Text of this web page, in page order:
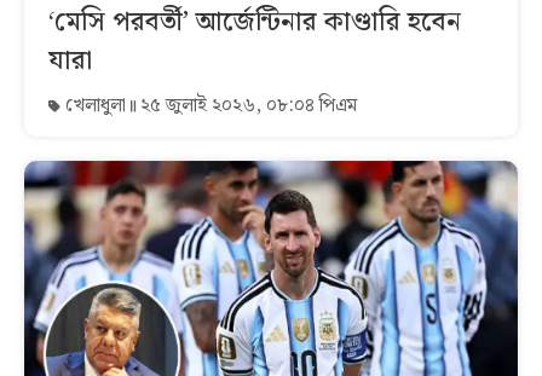
‘মেসি পরবর্তী’ আর্জেন্টিনার কাণ্ডারি হবেন
যারা
খেলাধুলা ২৫ জুলাই ২০২৬, ০৮:০৪ পিএম